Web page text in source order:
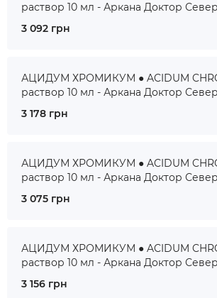
раствор 10 мл - Аркана Доктор
3 092 грн
АЦИДУМ ХРОМИКУМ ● ACIDUM
раствор 10 мл - Аркана Доктор
3 178 грн
АЦИДУМ ХРОМИКУМ ● ACIDUM
раствор 10 мл - Аркана Доктор
3 075 грн
АЦИДУМ ХРОМИКУМ ● ACIDUM
раствор 10 мл - Аркана Доктор
3 156 грн